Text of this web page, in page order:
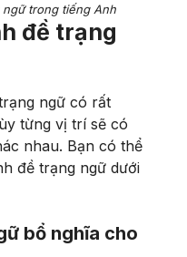
trong tiếng Anh
đề trạng
ngữ có rất
từng vị trí sẽ có
nhau. Bạn có thể
đề trạng ngữ dưới
bổ nghĩa cho